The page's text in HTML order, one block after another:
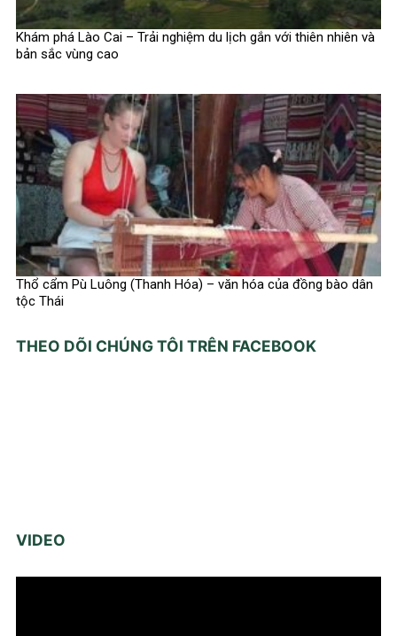
Khám phá Lào Cai – Trải nghiệm du lịch gắn với thiên nhiên và
bản sắc vùng cao
Thổ cẩm Pù Luông (Thanh Hóa) – văn hóa của đồng bào dân
tộc Thái
THEO DÕI CHÚNG TÔI TRÊN FACEBOOK
VIDEO